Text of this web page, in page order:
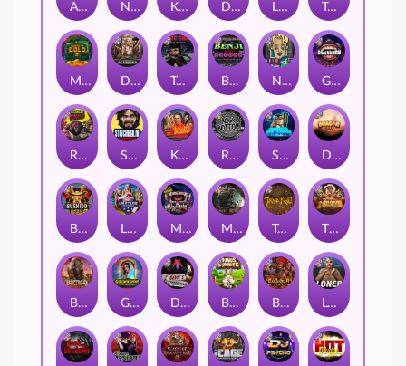
Kill Em All
Munchies
Stockholm Syndrome
Apocalypse Super xNudge Nexus Tombstone RIP
Loner
Tombstone No Mercy
Roadkill Kiss My Chainsaw Rock Bottom Space Donkey
Nine To Five
Land of the Free
Monkey's Gold xPays
Little Bighorn
Benji Killed in Vegas
Barbarian Fury
Devil's Crossroad
Golden Genie And The Walking Wilds
Dragon Tribe
Gluttony
Bonus Bunnies
Deadwood xNudge
Disturbed
Buffalo Hunter
Misery Mining
True Grit Redemption
True kult
Bushido Way xNudge The Border